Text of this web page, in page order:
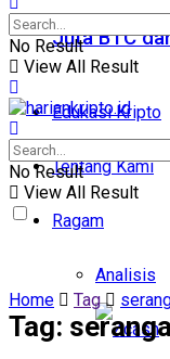
Juta BTC
Edukasi Kripto
Tentang Kami
Ragam
Analisis
No Result
View All Result
No Result
View All Result
Home Tag
Tag: